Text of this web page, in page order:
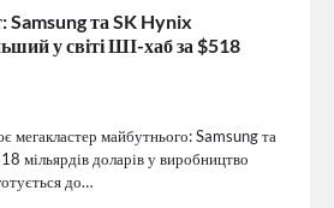
Samsung та SK Hynix
у світі ШІ-хаб за $518
мегакластер майбутнього: Samsung та
мільярдів доларів у виробництво
до…